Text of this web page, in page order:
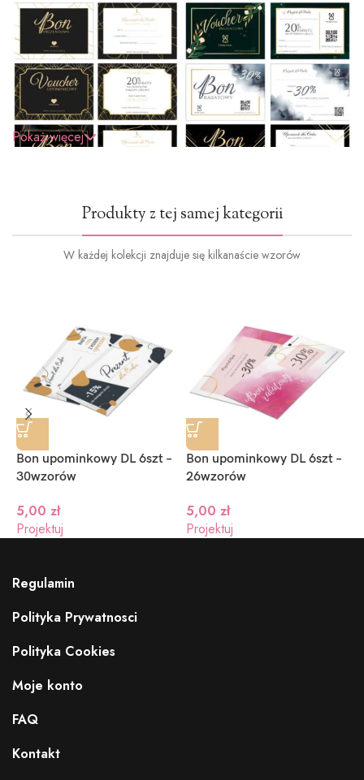
Pokaż więcej
Produkty z tej samej kategorii
W każdej kolekcji znajduje się kilkanaście wzorów
Bon upominkowy DL 6szt –
30wzorów
5,00 zł
Projektuj
Bon upominkowy DL 6szt –
26wzorów
5,00 zł
Projektuj
Regulamin
Polityka Prywatnosci
Polityka Cookies
Moje konto
FAQ
Kontakt